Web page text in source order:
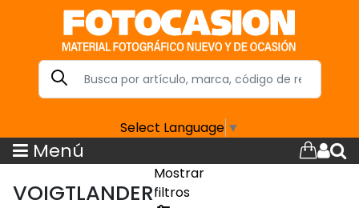
Select Language ▼
Menú
VOIGTLANDER
Mostrar
filtros